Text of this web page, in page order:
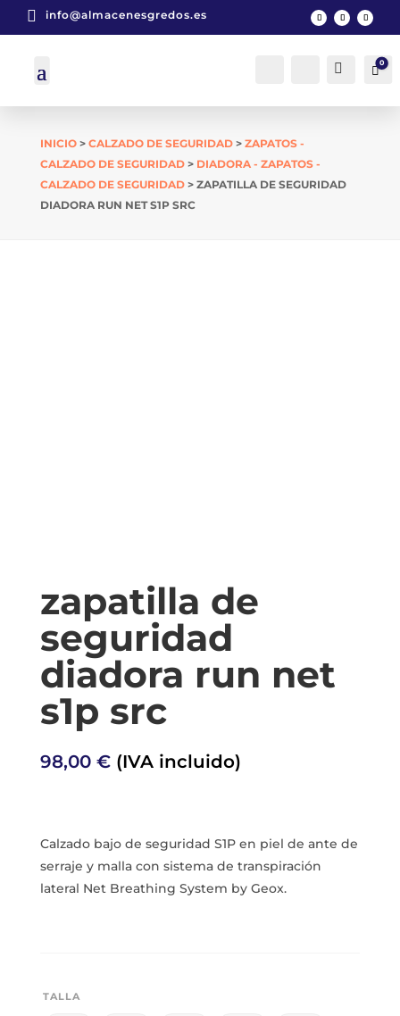
 info@almacenesgredos.es
Buscar 0
INICIO> CALZADO DE SEGURIDAD> ZAPATOS -
CALZADO DE SEGURIDAD> DIADORA - ZAPATOS -
CALZADO DE SEGURIDAD> ZAPATILLA DE SEGURIDAD
DIADORA RUN NET S1P SRC
zapatilla de
seguridad
diadora run net
s1p src
98,00 € (IVA incluido)
Calzado bajo de seguridad S1P en piel de ante de
serraje y malla con sistema de transpiración
lateral Net Breathing System by Geox.
TALLA